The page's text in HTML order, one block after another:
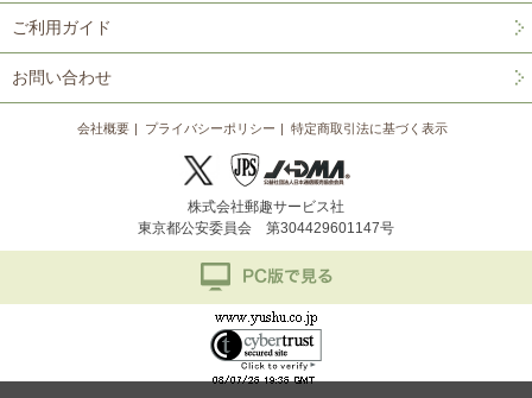
ご利用ガイド
お問い合わせ
会社概要 プライバシーポリシー 特定商取引法に基づく表示
株式会社郵趣サービス社
東京都公安委員会 第304429601147号